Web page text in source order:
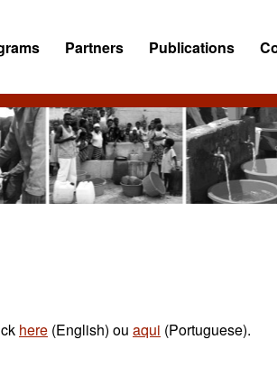
Partners Publications
here (English) ou aqui (Portuguese).